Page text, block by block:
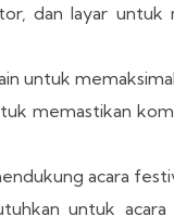
dan layar untuk
untuk
memastikan
acara
untuk